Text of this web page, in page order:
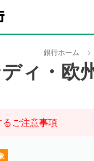
銀行ホーム
ィ・欧
ご注意事項